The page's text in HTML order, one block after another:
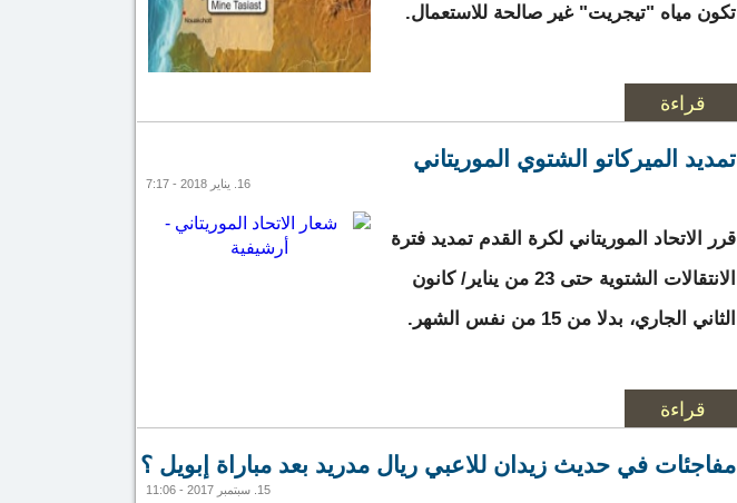
تكون مياه "تيجريت" غير صالحة للاستعمال.
قراءة
تمديد الميركاتو الشتوي الموريتاني
16. يناير 2018 - 7:17
قرر الاتحاد الموريتاني لكرة القدم تمديد فترة
الانتقالات الشتوية حتى 23 من يناير/ كانون
الثاني الجاري، بدلا من 15 من نفس الشهر.
قراءة
مفاجئات في حديث زيدان للاعبي ريال مدريد بعد مباراة إبويل ؟
15. سبتمبر 2017 - 11:06